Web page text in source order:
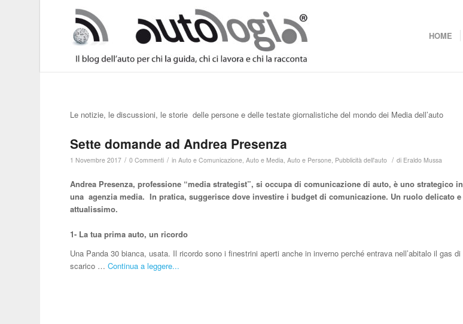
HOME
Le notizie, le discussioni, le storie delle persone e delle testate giornalistiche del mondo dei Media dell’auto
Sette domande ad Andrea Presenza
1 Novembre 2017 / 0 Commenti / inAuto e Comunicazione,Auto e Media,Auto e Persone, Pubblicità dell'auto / di Eraldo Mussa
Andrea Presenza, professione “media strategist”, si occupa di comunicazione di auto, è uno strategico in
una agenzia media. In pratica, suggerisce dove investire i budget di comunicazione. Un ruolo delicato e
attualissimo.
1- La tua prima auto, un ricordo
Una Panda 30 bianca, usata. Il ricordo sono i finestrini aperti anche in inverno perché entrava nell’abitalo il gas di
scarico …Continua a leggere...